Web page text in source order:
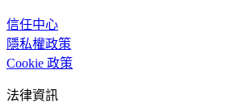
信任中心
隱私權政策
Cookie 政策
法律資訊